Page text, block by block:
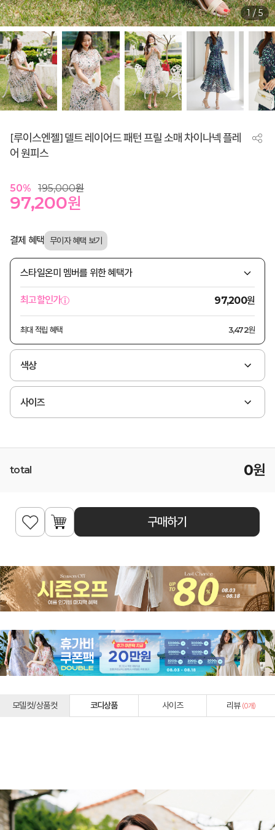
1/5
[루이스엔젤] 델트 레이어드 패턴 프릴 소매 차이나넥 플레
어 원피스
50% 195,000원
97,200원
결제 혜택
스타일온미 멤버를 위한 혜택가
최고할인가 97,200원
최대 적립 혜택 3,472원
색상
사이즈
total 0원
구매하기
모델컷/상품컷 코디상품 사이즈 리뷰 (0개)